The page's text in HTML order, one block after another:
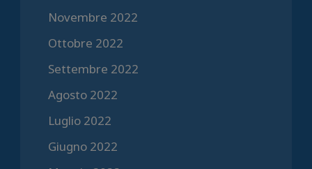
Novembre 2022
Ottobre 2022
Settembre 2022
Agosto 2022
Luglio 2022
Giugno 2022